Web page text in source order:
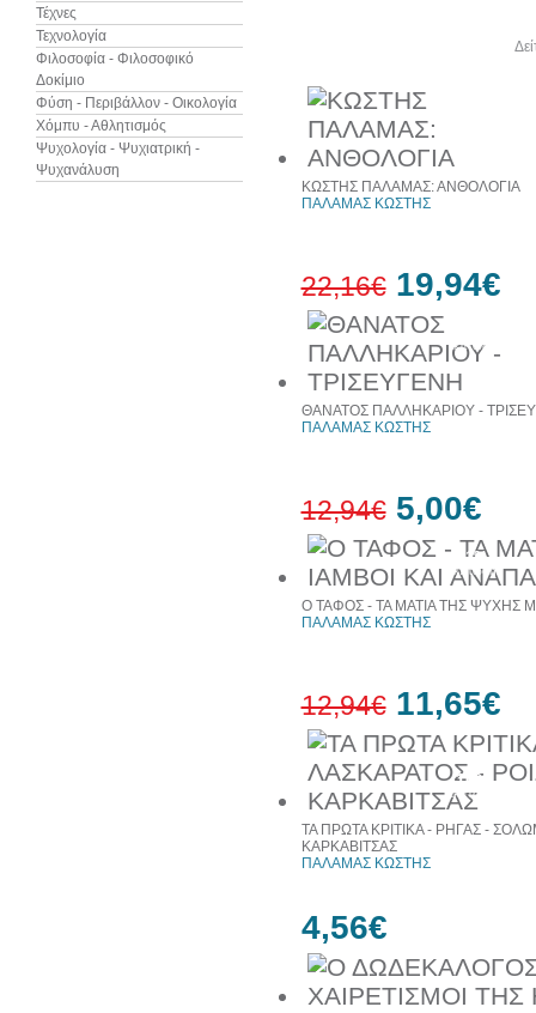
Τέχνες
Τεχνολογία
Φιλοσοφία - Φιλοσοφικό
Δοκίμιο
Φύση - Περιβάλλον - Οικολογία
Χόμπυ - Αθλητισμός
Ψυχολογία - Ψυχιατρική -
Ψυχανάλυση
έκπτωση
ΚΩΣΤΗΣ ΠΑΛΑΜΑΣ: ΑΝΘΟΛΟΓΙΑ
ΠΑΛΑΜΑΣ ΚΩΣΤΗΣ
22,16€ 19,94€
61%
έκπτωση
ΘΑΝΑΤΟΣ ΠΑΛΛΗΚΑΡΙΟΥ -
ΠΑΛΑΜΑΣ ΚΩΣΤΗΣ
12,94€ 5,00€
10%
έκπτωση
Ο ΤΑΦΟΣ - ΤΑ ΜΑΤΙΑ ΤΗΣ ΨΥΧΗΣ
ΠΑΛΑΜΑΣ ΚΩΣΤΗΣ
12,94€ 11,65€
ΤΑ ΠΡΩΤΑ ΚΡΙΤΙΚΑ - ΡΗΓΑΣ -
ΚΑΡΚΑΒΙΤΣΑΣ
ΠΑΛΑΜΑΣ ΚΩΣΤΗΣ
4,56€